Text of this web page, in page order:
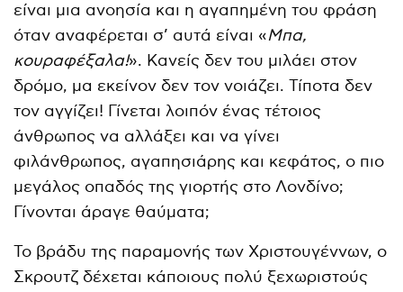
είναι μια ανοησία και η αγαπημένη του φράση
όταν αναφέρεται σ’ αυτά είναι «Μπα,
κουραφέξαλα!». Κανείς δεν του μιλάει στον
δρόμο, μα εκείνον δεν τον νοιάζει. Τίποτα δεν
τον αγγίζει! Γίνεται λοιπόν ένας τέτοιος
άνθρωπος να αλλάξει και να γίνει
φιλάνθρωπος, αγαπησιάρης και κεφάτος, ο πιο
μεγάλος οπαδός της γιορτής στο Λονδίνο;
Γίνονται άραγε θαύματα;
Το βράδυ της παραμονής των Χριστουγέννων, ο
Σκρουτζ δέχεται κάποιους πολύ ξεχωριστούς